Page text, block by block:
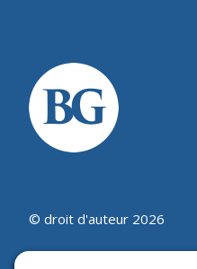
© droit d'auteur 2026